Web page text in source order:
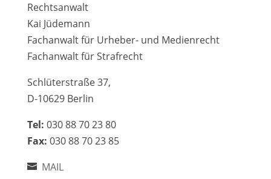
Rechtsanwalt
Kai Jüdemann
Fachanwalt für Urheber- und Medienrecht
Fachanwalt für Strafrecht
Schlüterstraße 37,
D-10629 Berlin
Tel: 030 88 70 23 80
Fax: 030 88 70 23 85
MAIL